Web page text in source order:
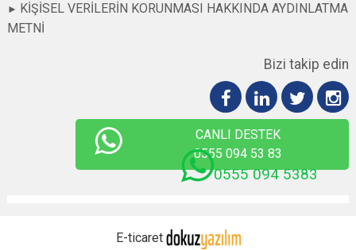
KİŞİSEL VERİLERİN KORUNMASI HAKKINDA AYDINLATMA
METNİ
Bizi takip edin
CANLI DESTEK
0555 094 53 83
E-ticaret
0555 094 5383